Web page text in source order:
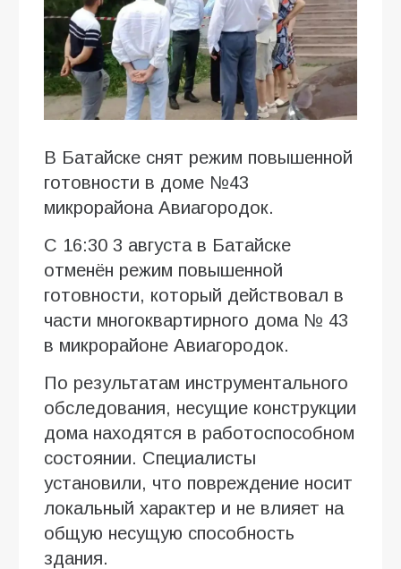
В Батайске снят режим повышенной
готовности в доме №43
микрорайона Авиагородок.
С 16:30 3 августа в Батайске
отменён режим повышенной
готовности, который действовал в
части многоквартирного дома № 43
в микрорайоне Авиагородок.
По результатам инструментального
обследования, несущие конструкции
дома находятся в работоспособном
состоянии. Специалисты
установили, что повреждение носит
локальный характер и не влияет на
общую несущую способность
здания.